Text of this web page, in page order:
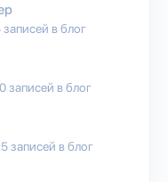
в блог
записей в блог
записей в блог